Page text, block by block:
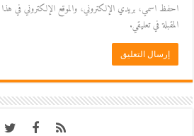
احفظ اسمي، بريدي الإلكتروني، والموقع الإلكتروني في هذا
المقبلة في تعليقي.